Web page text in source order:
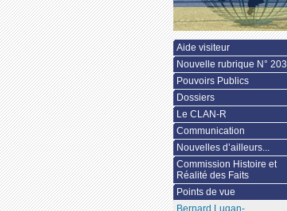
Aide visiteur
Nouvelle rubrique N° 203
Pouvoirs Publics
Dossiers
Le CLAN-R
Communication
Nouvelles d’ailleurs...
Commission Histoire et
Réalité des Faits
Points de vue